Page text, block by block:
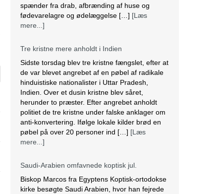
spænder fra drab, afbrænding af huse og
fødevarelagre og ødelæggelse […] [Læs
mere...]
Tre kristne mere anholdt i Indien
Sidste torsdag blev tre kristne fængslet, efter at
de var blevet angrebet af en pøbel af radikale
hinduistiske nationalister i Uttar Pradesh,
Indien. Over et dusin kristne blev såret,
herunder to præster. Efter angrebet anholdt
politiet de tre kristne under falske anklager om
anti-konvertering. Ifølge lokale kilder brød en
pøbel på over 20 personer ind […] [Læs
mere...]
Saudi-Arabien omfavnede koptisk jul.
Biskop Marcos fra Egyptens Koptisk-ortodokse
kirke besøgte Saudi Arabien, hvor han fejrede